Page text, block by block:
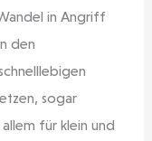
in Angriff
den
sogar
für klein und